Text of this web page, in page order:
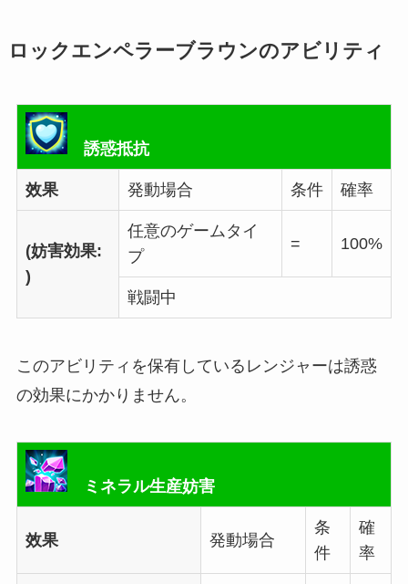
ロックエンペラーブラウンのアビリティ
誘惑抵抗
效果 発動場合 条件 確率
(妨害効果:
)
任意のゲームタイ
プ
= 100%
戦闘中
このアビリティを保有しているレンジャーは誘惑
の効果にかかりません。
ミネラル生産妨害
效果 発動場合
条
件
確
率